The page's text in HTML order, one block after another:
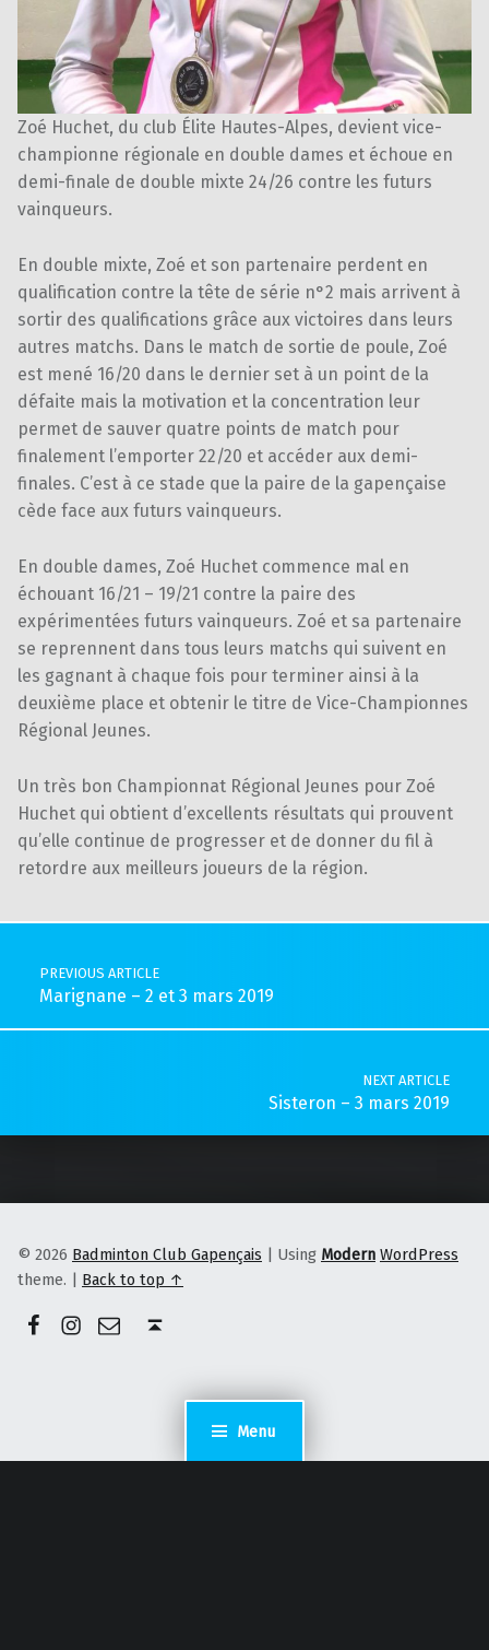
Menu
Zoé Huchet, du club Élite Hautes-Alpes, devient vice-
championne régionale en double dames et échoue en
demi-finale de double mixte 24/26 contre les futurs
vainqueurs.
En double mixte, Zoé et son partenaire perdent en
qualification contre la tête de série n°2 mais arrivent à
sortir des qualifications grâce aux victoires dans leurs
autres matchs. Dans le match de sortie de poule, Zoé
est mené 16/20 dans le dernier set à un point de la
défaite mais la motivation et la concentration leur
permet de sauver quatre points de match pour
finalement l’emporter 22/20 et accéder aux demi-
finales. C’est à ce stade que la paire de la gapençaise
cède face aux futurs vainqueurs.
En double dames, Zoé Huchet commence mal en
échouant 16/21 – 19/21 contre la paire des
expérimentées futurs vainqueurs. Zoé et sa partenaire
se reprennent dans tous leurs matchs qui suivent en
les gagnant à chaque fois pour terminer ainsi à la
deuxième place et obtenir le titre de Vice-Championnes
Régional Jeunes.
Un très bon Championnat Régional Jeunes pour Zoé
Huchet qui obtient d’excellents résultats qui prouvent
qu’elle continue de progresser et de donner du fil à
retordre aux meilleurs joueurs de la région.
Post navigation
PREVIOUS ARTICLE
Marignane – 2 et 3 mars 2019
NEXT ARTICLE
Sisteron – 3 mars 2019
© 2026 Badminton Club Gapençais Using Modern WordPress
theme.
Back to top ↑